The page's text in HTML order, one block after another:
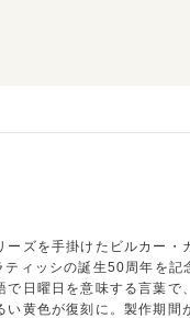
ーズを手掛けたビルカー・
ィッシの誕生50周年を記
で日曜日を意味する言葉で
い黄色が復刻に。製作期